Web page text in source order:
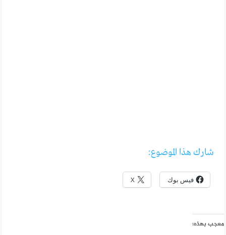
شارك هذا الموضوع:
فيس بوك X
معجب بهذه: